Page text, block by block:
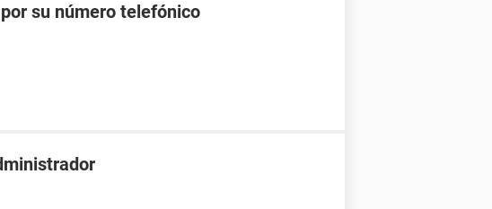
su número telefónico